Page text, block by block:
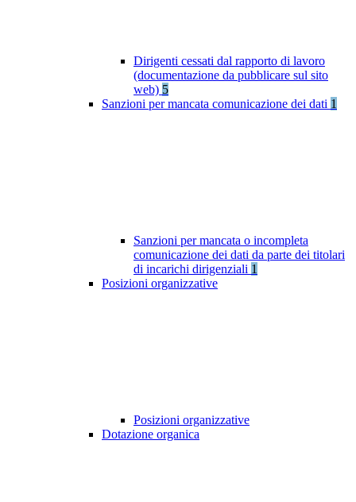
Dirigenti cessati dal rapporto di lavoro
(documentazione da pubblicare sul sito
web) 5
Sanzioni per mancata comunicazione dei dati 1
Sanzioni per mancata o incompleta
comunicazione dei dati da parte dei titolari
di incarichi dirigenziali 1
Posizioni organizzative
Posizioni organizzative
Dotazione organica